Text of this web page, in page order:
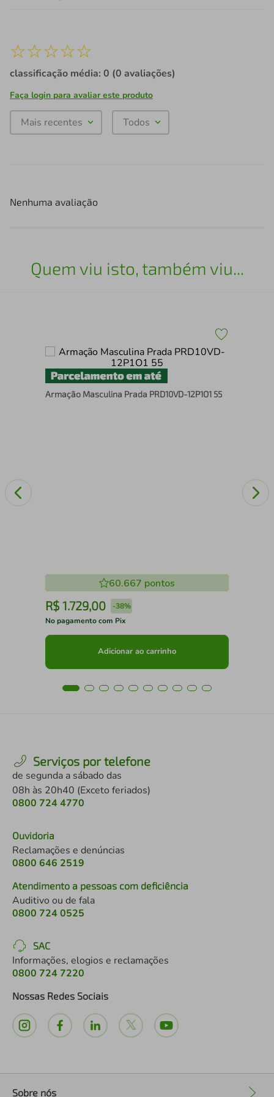
☆☆☆☆☆
classificação média: 0 (0 avaliações)
Faça login para avaliar este produto
Mais recentes Todos
Nenhuma avaliação
Quem viu isto, também viu...
Armação Masculina Prada PRD10VD-12P1O1 55
60.667 pontos
R$ 1.729,00 -38%
No pagamento com Pix
Adicionar ao carrinho
Serviços por telefone
de segunda a sábado das
08h às 20h40 (Exceto feriados)
0800 724 4770
Ouvidoria
Reclamações e denúncias
0800 646 2519
Atendimento a pessoas com deficiência
Auditivo ou de fala
0800 724 0525
SAC
Informações, elogios e reclamações
0800 724 7220
Nossas Redes Sociais
Sobre nós